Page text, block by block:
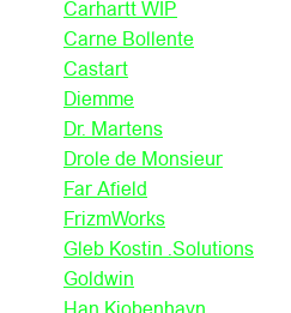
Carhartt WIP
Carne Bollente
Castart
Diemme
Dr. Martens
Drole de Monsieur
Far Afield
FrizmWorks
Gleb Kostin .Solutions
Goldwin